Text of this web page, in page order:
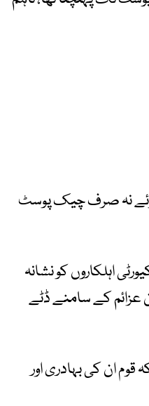
ہوئے نہ صرف چیک پوسٹ
اہلکاروں کو نشانہ
عزائم کے سامنے ڈٹے
ان کی بہادری اور